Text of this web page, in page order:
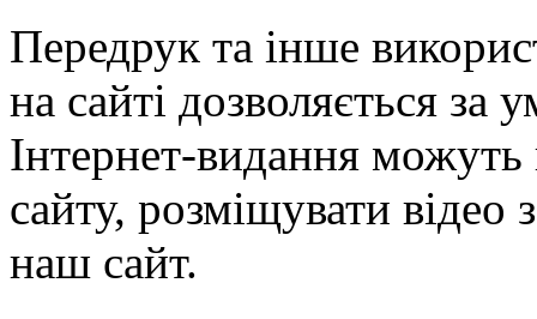
Передрук та інше
на сайті дозволяється
Інтернет-видання можуть
сайту, розміщувати відео
наш сайт.